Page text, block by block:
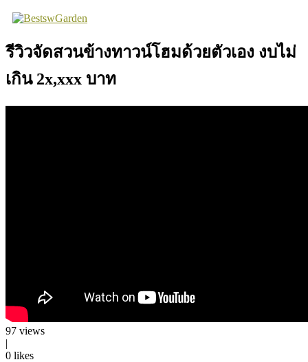
Skip
to
รีวิวจัดสวนข้างทาวน์โฮมด้วยตัวเอง งบไม่
เกิน 2x,xxx บาท
97 views
|
0 likes